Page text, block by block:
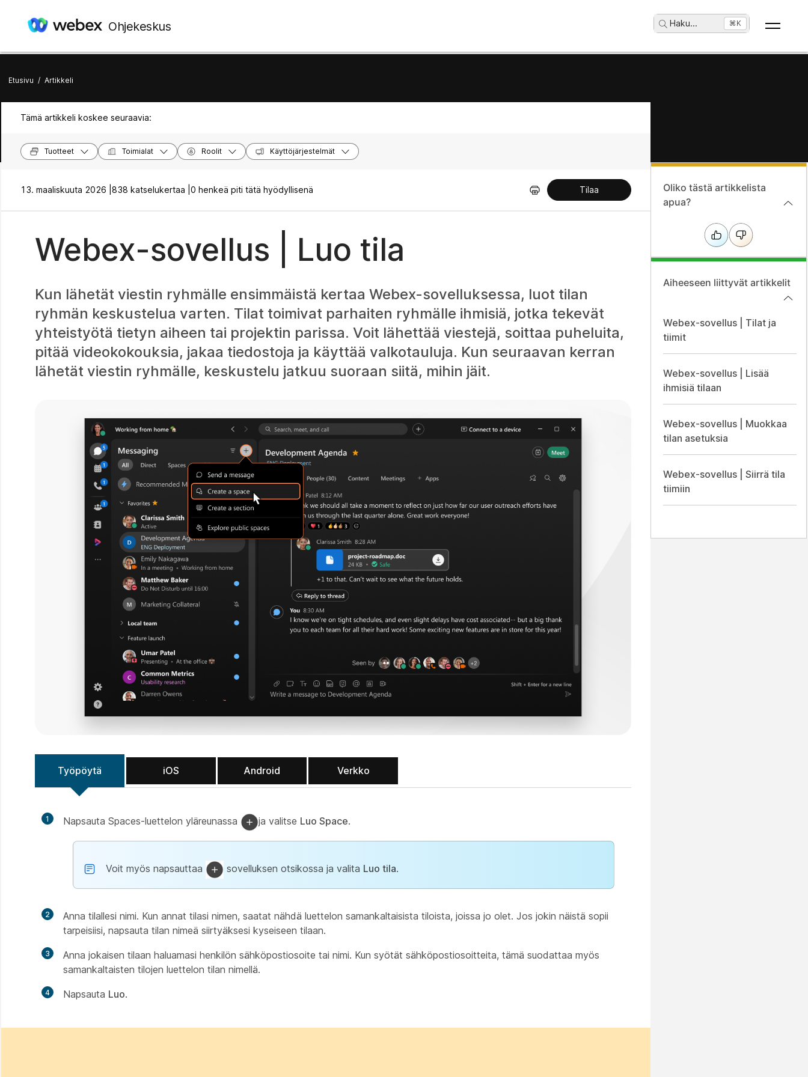
Ohjekeskus Haku... ⌘K
Etusivu / Artikkeli
Tämä artikkeli koskee seuraavia:
Tuotteet Toimialat Roolit Käyttöjärjestelmät
13. maaliskuuta 2026 | 838 katselukertaa | 0 henkeä piti tätä hyödyllisenä Tilaa
Webex-sovellus | Luo tila
Kun lähetät viestin ryhmälle ensimmäistä kertaa Webex-sovelluksessa, luot tilan
ryhmän keskustelua varten. Tilat toimivat parhaiten ryhmälle ihmisiä, jotka tekevät
yhteistyötä tietyn aiheen tai projektin parissa. Voit lähettää viestejä, soittaa puheluita,
pitää videokokouksia, jakaa tiedostoja ja käyttää valkotauluja. Kun seuraavan kerran
lähetät viestin ryhmälle, keskustelu jatkuu suoraan siitä, mihin jäit.
Työpöytä iOS Android Verkko
1 Napsauta Spaces-luettelon yläreunassa ja valitse Luo Space.
Voit myös napsauttaa sovelluksen otsikossa ja valita Luo tila.
2
Anna tilallesi nimi. Kun annat tilasi nimen, saatat nähdä luettelon samankaltaisista tiloista, joissa jo olet. Jos jokin näistä sopii
tarpeisiisi, napsauta tilan nimeä siirtyäksesi kyseiseen tilaan.
3
Anna jokaisen tilaan haluamasi henkilön sähköpostiosoite tai nimi. Kun syötät sähköpostiosoitteita, tämä suodattaa myös
samankaltaisten tilojen luettelon tilan nimellä.
4 Napsauta Luo.
Oliko tästä artikkelista
apua?
Aiheeseen liittyvät artikkelit
Webex-sovellus | Tilat ja
tiimit
Webex-sovellus | Lisää
ihmisiä tilaan
Webex-sovellus | Muokkaa
tilan asetuksia
Webex-sovellus | Siirrä tila
tiimiin